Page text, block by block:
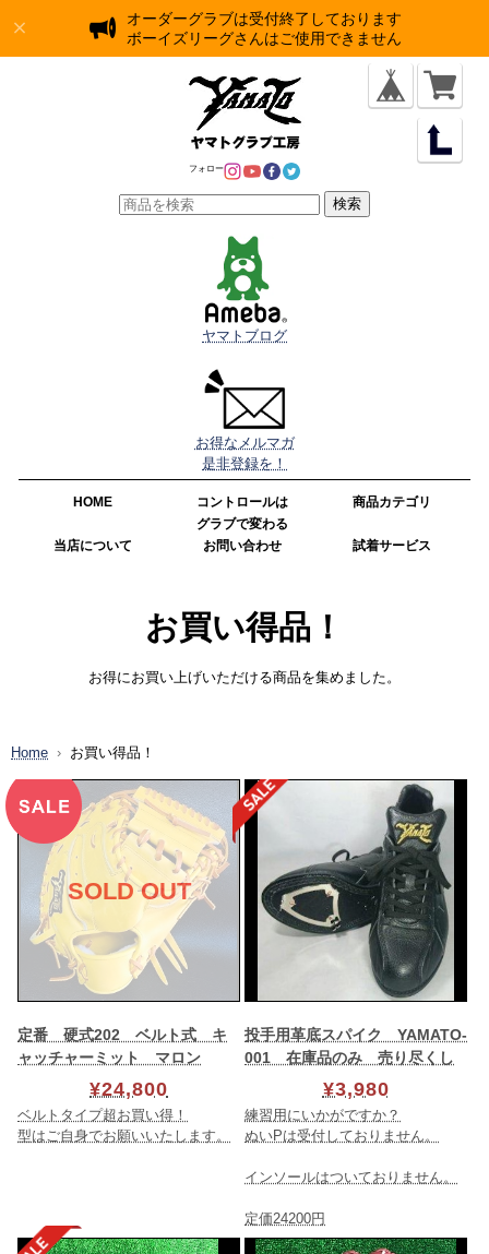
オーダーグラブは受付終了しております
ボーイズリーグさんはご使用できません
フォロー
検索
ヤマトブログ
お得なメルマガ
是非登録を！
HOME
コントロールは
グラブで変わる
商品カテゴリ
当店について お問い合わせ 試着サービス
お買い得品！
お得にお買い上げいただける商品を集めました。
Home お買い得品！
SOLD OUT
定番 硬式202 ベルト式 キ
ャッチャーミット マロン
¥24,800
ベルトタイプ超お買い得！
型はご自身でお願いいたします。
投手用革底スパイク YAMATO-
001 在庫品のみ 売り尽くし
¥3,980
練習用にいかがですか？
ぬいPは受付しておりません。
インソールはついておりません。
定価24200円